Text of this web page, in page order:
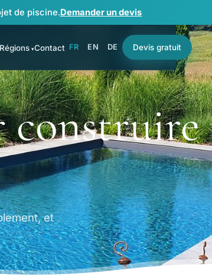
de piscine.Demander un devis
Contact FR EN DE Devis gratuit
et